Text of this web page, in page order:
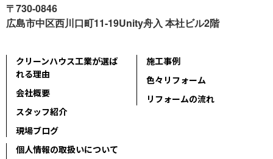
〒730-0846
広島市中区西川口町11-19Unity舟入 本社ビル2階
クリーンハウス工業が選ば
れる理由
会社概要
スタッフ紹介
現場ブログ
施工事例
色々リフォーム
リフォームの流れ
個人情報の取扱いについて